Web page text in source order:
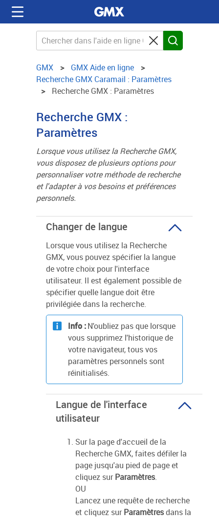
GMX
GMX Aide en ligne
Recherche GMX Caramail : Paramètres
Recherche GMX : Paramètres
Recherche GMX :
Paramètres
Lorsque vous utilisez la Recherche GMX,
vous disposez de plusieurs options pour
personnaliser votre méthode de recherche
et l'adapter à vos besoins et préférences
personnels.
Changer de langue
Lorsque vous utilisez la Recherche
GMX, vous pouvez spécifier la langue
de votre choix pour l'interface
utilisateur. Il est également possible de
spécifier quelle langue doit être
privilégiée dans la recherche.
Info :N'oubliez pas que lorsque
vous supprimez l'historique de
votre navigateur, tous vos
paramètres personnels sont
réinitialisés.
Langue de l'interface
utilisateur
Sur la page d'accueil de la
Recherche GMX, faites défiler la
page jusqu'au pied de page et
cliquez surParamètres.
OU
Lancez une requête de recherche
et cliquez surParamètresdans la